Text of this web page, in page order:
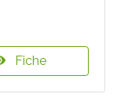
Fiche